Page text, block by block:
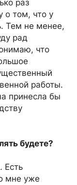
раз
о том, что у
Тем не менее,
рад
что
работы.
принесла бы
будете?
Есть
мне уже